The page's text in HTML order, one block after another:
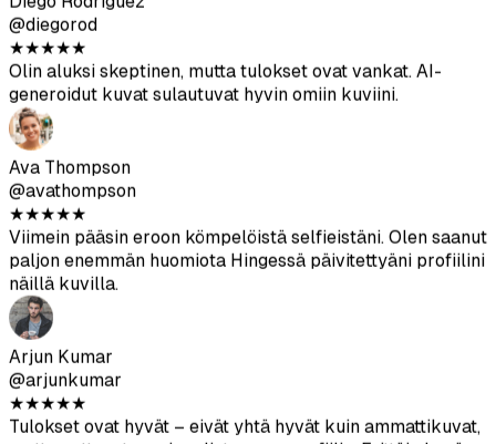
Ava Thompson
@avathompson
★★★★★
Viimein pääsin eroon kömpelöistä selfieistäni. Olen saanut
paljon enemmän huomiota Hingessä päivitettyäni profiilini
näillä kuvilla.
Arjun Kumar
@arjunkumar
★★★★★
Tulokset ovat hyvät – eivät yhtä hyvät kuin ammattikuvat,
mutta auttavat monipuolistamaan profiilia. Erittäin hyvä
hinta-laatu-suhde.
Mia Mitchell
@miamitchell